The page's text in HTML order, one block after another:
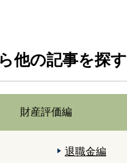
他の記事を探す
財産評価編
退職金編